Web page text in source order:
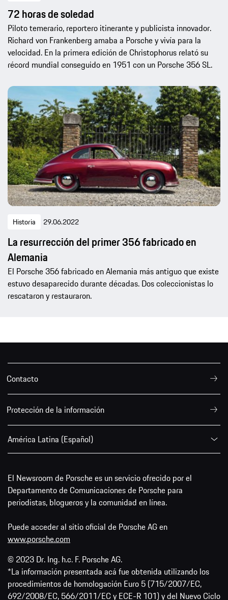
72 horas de soledad
Piloto temerario, reportero itinerante y publicista innovador.
Richard von Frankenberg amaba a Porsche y vivía para la
velocidad. En la primera edición de Christophorus relató su
récord mundial conseguido en 1951 con un Porsche 356 SL.
Historia 29.06.2022
La resurrección del primer 356 fabricado en
Alemania
El Porsche 356 fabricado en Alemania más antiguo que existe
estuvo desaparecido durante décadas. Dos coleccionistas lo
rescataron y restauraron.
Contacto
Protección de la información
América Latina (Español)
El Newsroom de Porsche es un servicio ofrecido por el
Departamento de Comunicaciones de Porsche para
periodistas, blogueros y la comunidad en línea.
Puede acceder al sitio oficial de Porsche AG en
www.porsche.com
© 2023 Dr. Ing. h.c. F. Porsche AG.
*La información presentada acá fue obtenida utilizando los
procedimientos de homologación Euro 5 (715/2007/EC,
692/2008/EC, 566/2011/EC y ECE-R 101) y del Nuevo Ciclo